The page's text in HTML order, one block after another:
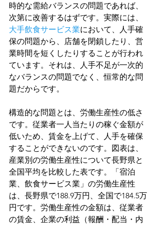
時的な需給バランスの問題であれば、
次第に改善するはずです。実際には、
大手飲食サービス業において、人手確
保の問題から、店舗を閉鎖したり、営
業時間を短くしたりすることが行われ
ています。それは、人手不足が一次的
なバランスの問題でなく、恒常的な問
題だからです。
構造的な問題とは、労働生産性の低さ
です。従業者一人当たりの稼ぐ金額が
低いため、賃金を上げて、人手を確保
することができないのです。図表は、
産業別の労働生産性について長野県と
全国平均を比較した表です。「宿泊
業、飲食サービス業」の労働生産性
は、長野県で188.9万円、全国で184.5万
円です。労働生産性の金額は、従業者
の賃金、企業の利益（報酬・配当・内